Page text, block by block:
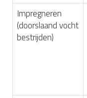
Impregneren
(doorslaand vocht
bestrijden)